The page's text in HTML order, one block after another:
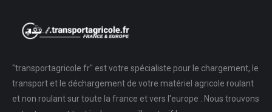
"transportagricole.fr" est votre spécialiste pour le chargement, le
transport et le déchargement de votre matériel agricole roulant
et non roulant sur toute la france et vers l'europe . Nous trouvons